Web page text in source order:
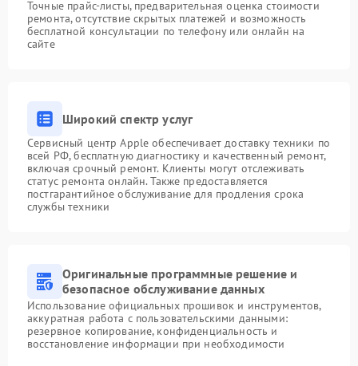
Точные прайс-листы, предварительная оценка стоимости
ремонта, отсутствие скрытых платежей и возможность
бесплатной консультации по телефону или онлайн на
сайте
Широкий спектр услуг
Сервисный центр Apple обеспечивает доставку техники по
всей РФ, бесплатную диагностику и качественный ремонт,
включая срочный ремонт. Клиенты могут отслеживать
статус ремонта онлайн. Также предоставляется
постгарантийное обслуживание для продления срока
службы техники
Оригинальные программные решение и
безопасное обслуживание данных
Использование официальных прошивок и инструментов,
аккуратная работа с пользовательскими данными:
резервное копирование, конфиденциальность и
восстановление информации при необходимости